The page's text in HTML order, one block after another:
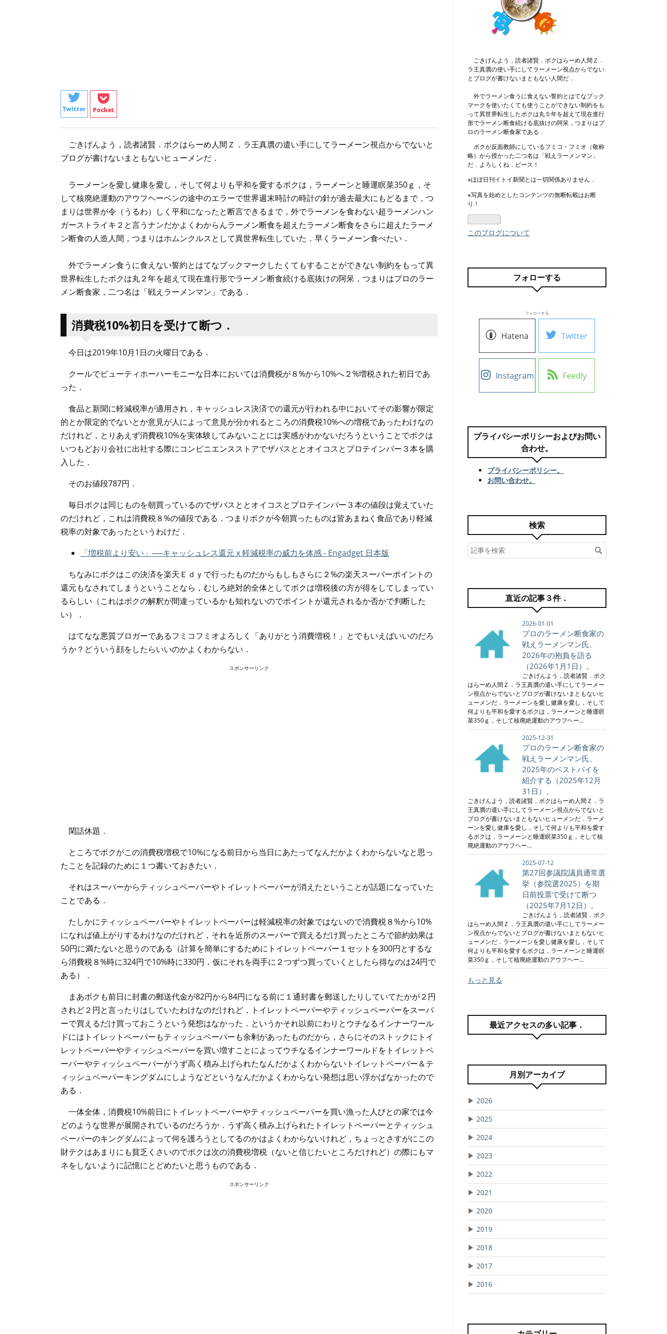
Twitter Pocket
ごきげんよう，読者諸賢．ボクはらーめ人間Ｚ．ラ王真贋の遣い手にしてラーメーン視点からでないと
ブログが書けないまともないヒューメンだ．
ラーメーンを愛し健康を愛し，そして何よりも平和を愛するボクは，ラーメーンと睡運瞑菜350ｇ，そ
して核廃絶運動のアウフヘーベンの途中のエラーで世界週末時計の時計の針が過去最大にもどるまで，つ
まりは世界が令（うるわ）しく平和になったと断言できるまで，外でラーメンを食わない超ラーメンハン
ガーストライキ２と言うナンだかよくわからんラーメン断食を超えたラーメン断食をさらに超えたラーメ
ン断食の人造人間，つまりはホムンクルスとして異世界転生していた．早くラーメーン食べたい．
外でラーメン食うに食えない誓約とはてなブックマークしたくてもすることができない制約をもって異
世界転生したボクは丸２年を超えて現在進行形でラーメン断食続ける底抜けの阿呆，つまりはプロのラー
メン断食家，二つ名は「戦えラーメンマン」である．
消費税10%初日を受けて断つ．
今日は2019年10月1日の火曜日である．
クールでビューティホーハーモニーな日本においては消費税が８%から10%へ２%増税された初日であ
った．
食品と新聞に軽減税率が適用され，キャッシュレス決済での還元が行われる中においてその影響が限定
的とか限定的でないとか意見が人によって意見が分かれるところの消費税10%への増税であったわけなの
だけれど，とりあえず消費税10%を実体験してみないことには実感がわかないだろうということでボクは
いつもどおり会社に出社する際にコンビニエンスストアでザバスととオイコスとプロテインバー３本を購
入した．
そのお値段787円．
毎日ボクは同じものを朝買っているのでザバスととオイコスとプロテインバー３本の値段は覚えていた
のだけれど，これは消費税８%の値段である．つまりボクが今朝買ったものは皆あまねく食品であり軽減
税率の対象であったというわけだ．
「増税前より安い」──キャッシュレス還元 x 軽減税率の威力を体感 - Engadget 日本版
ちなみにボクはこの決済を楽天Ｅｄｙで行ったものだからもしもさらに２%の楽天スーパーポイントの
還元もなされてしまうということなら，むしろ絶対的全体としてボクは増税後の方が得をしてしまってい
るらしい（これはボクの解釈が間違っているかも知れないのでポイントが還元されるか否かで判断した
い）．
はてなな悪質ブロガーであるフミコフミオよろしく「ありがとう消費増税！」とでもいえばいいのだろ
うか？どういう顔をしたらいいのかよくわからない．
スポンサーリンク
閑話休題．
ところでボクがこの消費税増税で10%になる前日から当日にあたってなんだかよくわからないなと思っ
たことを記録のために１つ書いておきたい．
それはスーパーからティッシュペーパーやトイレットペーパーが消えたということが話題になっていた
ことである．
たしかにティッシュペーパーやトイレットペーパーは軽減税率の対象ではないので消費税８%から10%
になれば値上がりするわけなのだけれど，それを近所のスーパーで買えるだけ買ったところで節約効果は
50円に満たないと思うのである（計算を簡単にするためにトイレットペーパー１セットを300円とするな
ら消費税８%時に324円で10%時に330円．仮にそれを両手に２つずつ買っていくとしたら得なのは24円で
ある）．
まあボクも前日に封書の郵送代金が82円から84円になる前に１通封書を郵送したりしていてたかが２円
されど２円と言ったりはしていたわけなのだけれど，トイレットペーパーやティッシュペーパーをスーパ
ーで買えるだけ買っておこうという発想はなかった．というかそれ以前にわりとウチなるインナーワール
ドにはトイレットペーパーもティッシュペーパーも余剰があったものだから，さらにそのストックにトイ
レットペーパーやティッシュペーパーを買い増すことによってウチなるインナーワールドをトイレットペ
ーパーやティッシュペーパーがうず高く積み上げられたなんだかよくわからないトイレットペーパー＆テ
ィッシュペーパーキングダムにしようなどというなんだかよくわからない発想は思い浮かばなかったので
ある．
一体全体，消費税10%前日にトイレットペーパーやティッシュペーパーを買い漁った人びとの家では今
どのような世界が展開されているのだろうか．うず高く積み上げられたトイレットペーパーとティッシュ
ペーパーのキングダムによって何を護ろうとしてるのかはよくわからないけれど，ちょっとさすがにこの
財テクはあまりにも貧乏くさいのでボクは次の消費税増税（ないと信じたいところだけれど）の際にもマ
ネをしないように記憶にとどめたいと思うものである．
スポンサーリンク
ごきげんよう，読者諸賢．ボクはらーめ人間Ｚ．
ラ王真贋の使い手にしてラーメーン視点からでない
とブログが書けないまともない人間だ．
外でラーメン食うに食えない誓約とはてなブック
マークを使いたくても使うことができない制約をも
って異世界転生したボクは丸５年を超えて現在進行
形でラーメン断食続ける底抜けの阿呆，つまりはプ
ロのラーメン断食家である．
ボクが反面教師にしているフミコ・フミオ（敬称
略）から授かった二つ名は「戦えラーメンマン」
だ．よろしくね．ピース！
※ほぼ日刊イトイ新聞とは一切関係ありません．
※写真を始めとしたコンテンツの無断転載はお断
り！
このブログについて
フォローする
フォローする
Hatena Twitter
Instagram Feedly
プライバシーポリシーおよびお問い
合わせ。
プライバシーポリシー。
お問い合わせ。
検索
直近の記事３件．
2026-01-01
プロのラーメン断食家の
戦えラーメンマン氏、
2026年の抱負を語る
（2026年1月1日）。
ごきげんよう，読者諸賢．ボク
はらーめ人間Ｚ．ラ王真贋の遣い手にしてラーメー
ン視点からでないとブログが書けないまともないヒ
ューメンだ．ラーメーンを愛し健康を愛し，そして
何よりも平和を愛するボクは，ラーメーンと睡運瞑
菜350ｇ，そして核廃絶運動のアウフヘー…
2025-12-31
プロのラーメン断食家の
戦えラーメンマン氏、
2025年のベストバイを
紹介する（2025年12月
31日）。
ごきげんよう，読者諸賢．ボクはらーめ人間Ｚ．ラ
王真贋の遣い手にしてラーメーン視点からでないと
ブログが書けないまともないヒューメンだ．ラーメ
ーンを愛し健康を愛し，そして何よりも平和を愛す
るボクは，ラーメーンと睡運瞑菜350ｇ，そして核
廃絶運動のアウフヘー…
2025-07-12
第27回参議院議員通常選
挙（参院選2025）を期
日前投票で受けて断つ
（2025年7月12日）。
ごきげんよう，読者諸賢．ボク
はらーめ人間Ｚ．ラ王真贋の遣い手にしてラーメー
ン視点からでないとブログが書けないまともないヒ
ューメンだ．ラーメーンを愛し健康を愛し，そして
何よりも平和を愛するボクは，ラーメーンと睡運瞑
菜350ｇ，そして核廃絶運動のアウフヘー…
もっと見る
最近アクセスの多い記事．
月別アーカイブ
▶ 2026
▶ 2025
▶ 2024
▶ 2023
▶ 2022
▶ 2021
▶ 2020
▶ 2019
▶ 2018
▶ 2017
▶ 2016